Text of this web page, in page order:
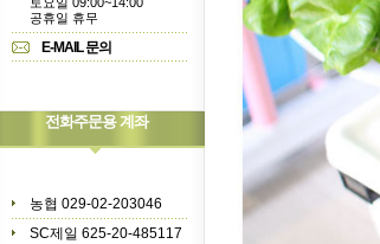
공휴일 휴무
E-MAIL 문의
전화주문용 계좌
농협 029-02-203046
SC제일 625-20-485117